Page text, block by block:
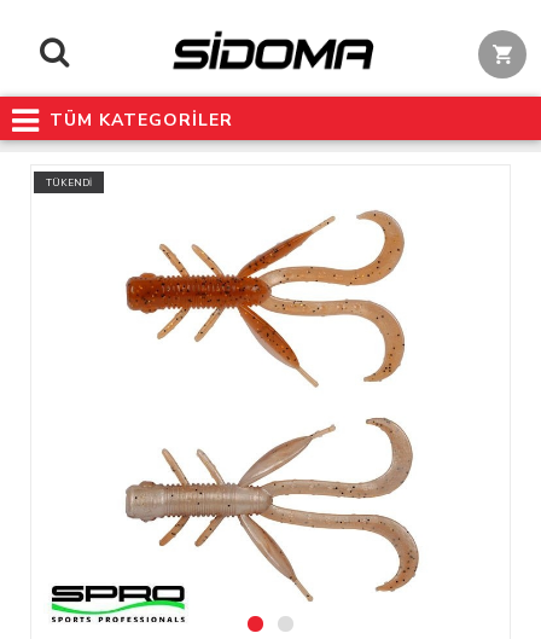
TÜM KATEGORİLER
TÜKENDİ